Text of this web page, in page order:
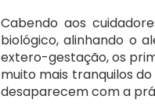
Cabendo aos
biológico, alinhando o
extero-gestação, os
muito mais tranquilos
desaparecem com a